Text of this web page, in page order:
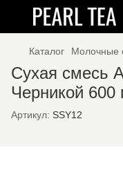
Каталог Молочные
Сухая смесь
Черникой 600
Артикул: SSY12